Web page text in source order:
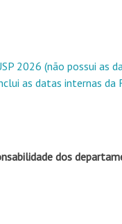
2026 (não possui as
as datas internas da
dos